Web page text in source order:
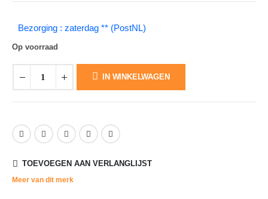
Bezorging : zaterdag ** (PostNL)
Op voorraad
IN WINKELWAGEN
TOEVOEGEN AAN VERLANGLIJST
Meer van dit merk